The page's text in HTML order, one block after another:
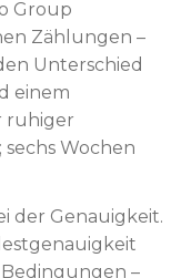
Group
Zählungen –
Unterschied
einem
ruhiger
Wochen
der Genauigkeit.
–